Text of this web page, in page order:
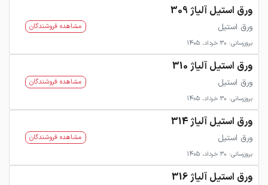
ورق استیل آلیاژ 309
ورق استیل
بروزرسانی: 30 خرداد، 1405
مشاهده فروشندگان
ورق استیل آلیاژ 310
ورق استیل
بروزرسانی: 30 خرداد، 1405
مشاهده فروشندگان
ورق استیل آلیاژ 314
ورق استیل
بروزرسانی: 30 خرداد، 1405
مشاهده فروشندگان
ورق استیل آلیاژ 316